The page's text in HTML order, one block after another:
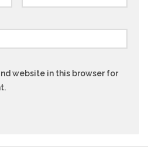
website in this browser for